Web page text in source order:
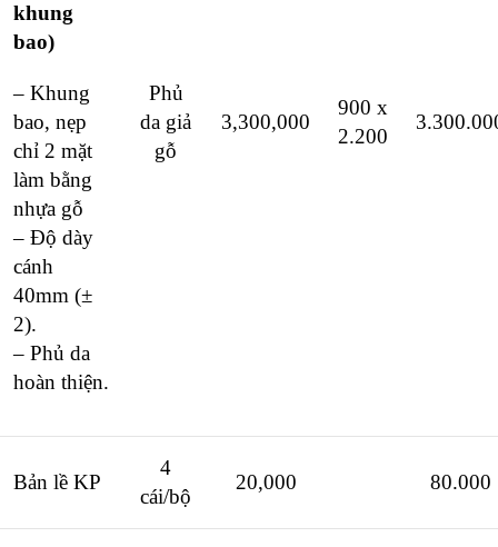
khung
bao)
– Khung
bao, nẹp
chỉ 2 mặt
làm bằng
nhựa gỗ
– Độ dày
cánh
40mm (±
2).
– Phủ da
hoàn thiện.
Phủ
da giả
gỗ
3,300,000
900 x
2.200
Bản lề KP
4
cái/bộ
20,000 80.000